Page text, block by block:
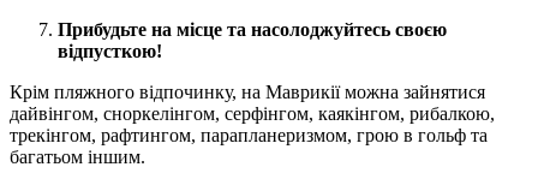
Прибудьте на місце та насолоджуйтесь своєю
відпусткою!
Крім пляжного відпочинку, на Маврикії можна зайнятися
дайвінгом, сноркелінгом, серфінгом, каякінгом, рибалкою,
трекінгом, рафтингом, парапланеризмом, грою в гольф та
багатьом іншим.